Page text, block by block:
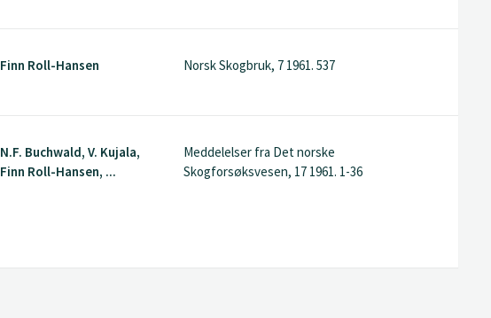
Finn Roll-Hansen Norsk Skogbruk, 7 1961. 537
N.F. Buchwald, V. Kujala,
Finn Roll-Hansen, ...
Meddelelser fra Det norske
Skogforsøksvesen, 17 1961. 1-36